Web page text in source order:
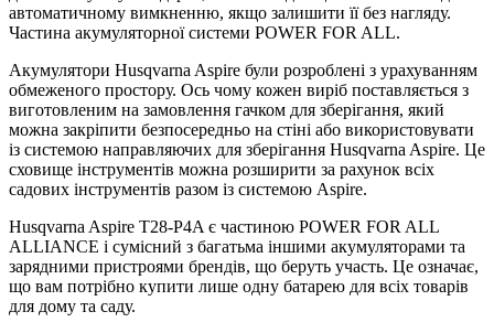
автоматичному вимкненню, якщо залишити її без нагляду.
Частина акумуляторної системи POWER FOR ALL.
Акумулятори Husqvarna Aspire були розроблені з урахуванням
обмеженого простору. Ось чому кожен виріб поставляється з
виготовленим на замовлення гачком для зберігання, який
можна закріпити безпосередньо на стіні або використовувати
із системою направляючих для зберігання Husqvarna Aspire. Це
сховище інструментів можна розширити за рахунок всіх
садових інструментів разом із системою Aspire.
Husqvarna Aspire T28-P4A є частиною POWER FOR ALL
ALLIANCE і сумісний з багатьма іншими акумуляторами та
зарядними пристроями брендів, що беруть участь. Це означає,
що вам потрібно купити лише одну батарею для всіх товарів
для дому та саду.